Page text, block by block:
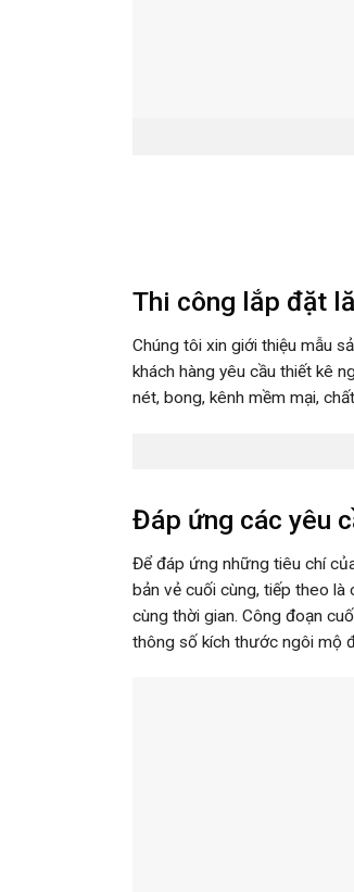
Thi công lắp đặt
Chúng tôi xin giới thiệu mẫu
khách hàng yêu cầu thiết kê
nét, bong, kênh mềm mại,
Đáp ứng các yêu
Để đáp ứng những tiêu chí
bản vẻ cuối cùng, tiếp theo
cùng thời gian. Công đoạn
thông số kích thước ngôi mộ